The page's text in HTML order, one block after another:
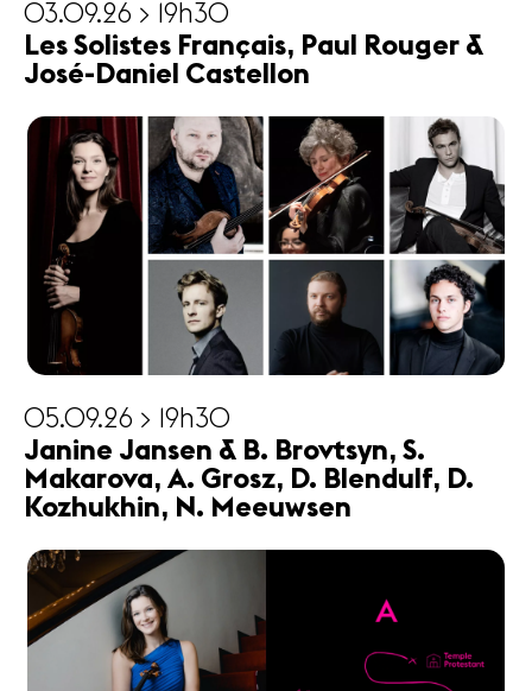
03.09.26 > 19h30
Les Solistes Français, Paul Rouger &
José-Daniel Castellon
05.09.26 > 19h30
Janine Jansen & B. Brovtsyn, S.
Makarova, A. Grosz, D. Blendulf, D.
Kozhukhin, N. Meeuwsen